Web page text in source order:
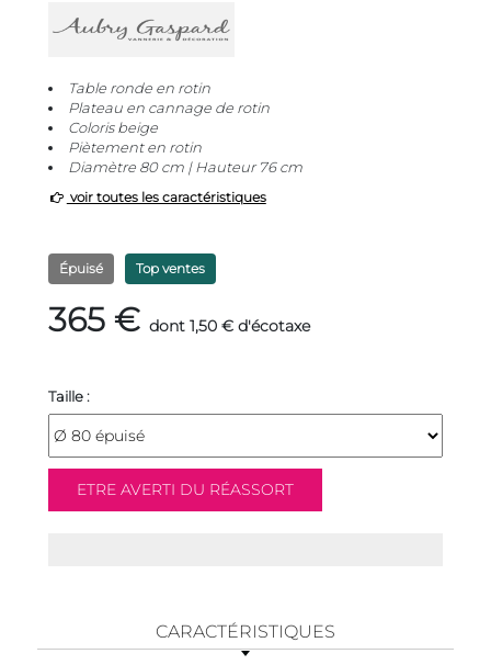
Table ronde en rotin
Plateau en cannage de rotin
Coloris beige
Piètement en rotin
Diamètre 80 cm | Hauteur 76 cm
voir toutes les caractéristiques
Épuisé Top ventes
365 € dont 1,50 € d'écotaxe
Taille :
CARACTÉRISTIQUES